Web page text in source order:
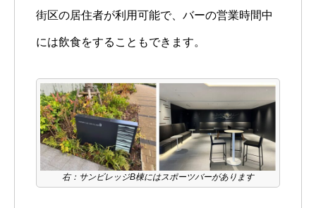
街区の居住者が利用可能で、バーの営業時間中
には飲食をすることもできます。
右：サンビレッジB棟にはスポーツバーがあります